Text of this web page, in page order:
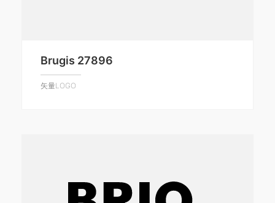
Brugis 27896
矢量LOGO